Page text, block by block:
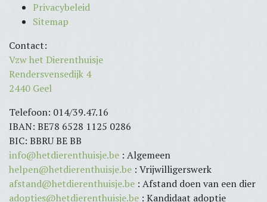
Privacybeleid
Sitemap
Contact:
Vzw het Dierenthuisje
Rendersvensedijk 4
2440 Geel
Telefoon: 014/39.47.16
IBAN: BE78 6528 1125 0286
BIC: BBRU BE BB
info@hetdierenthuisje.be : Algemeen
helpen@hetdierenthuisje.be : Vrijwilligerswerk
afstand@hetdierenthuisje.be : Afstand doen van een dier
adopties@hetdierenthuisje.be : Kandidaat adoptie